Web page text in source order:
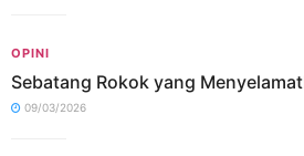
OPINI
Sebatang Rokok yang
09/03/2026